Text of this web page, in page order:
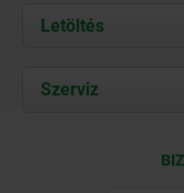
Rólunk
Kapcsolat
Letöltés
Documents
Szerviz